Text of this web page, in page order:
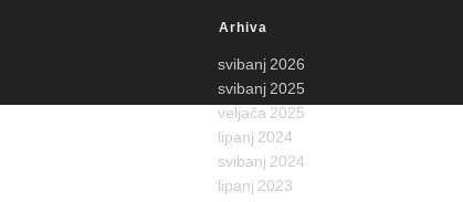
Arhiva
svibanj 2026
svibanj 2025
veljača 2025
lipanj 2024
svibanj 2024
lipanj 2023